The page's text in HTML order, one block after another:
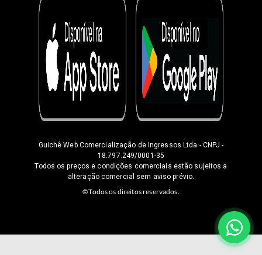
Guichê Web Comercialização de Ingressos Ltda - CNPJ -
18.797.249/0001-35
Todos os preços e condições comerciais estão sujeitos a
alteração comercial sem aviso prévio.
©Todos os direitos reservados.